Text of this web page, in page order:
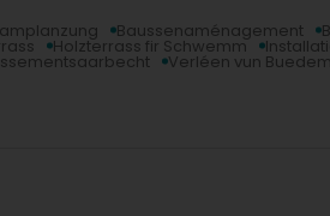
Baussenaménagement
Holzterrass fir Schwemm
Verléen vun